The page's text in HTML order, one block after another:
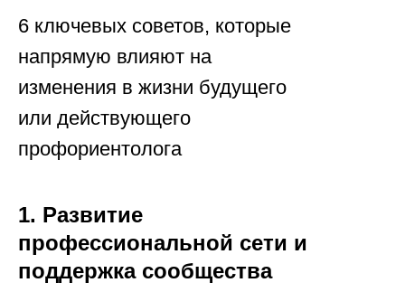
6 ключевых советов, которые
напрямую влияют на
изменения в жизни будущего
или действующего
профориентолога
1. Развитие
профессиональной сети и
поддержка сообщества